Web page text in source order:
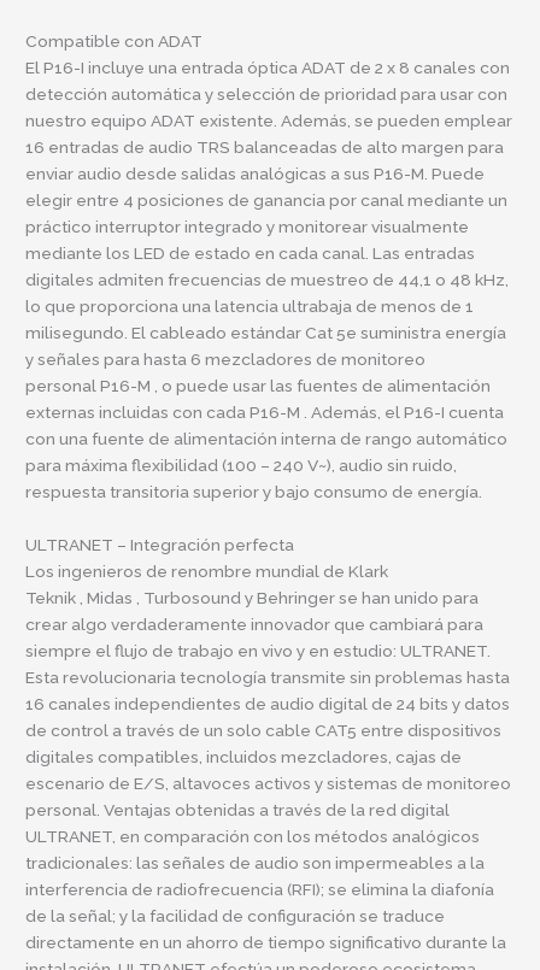
Compatible con ADAT
El P16-I incluye una entrada óptica ADAT de 2 x 8 canales con
detección automática y selección de prioridad para usar con
nuestro equipo ADAT existente. Además, se pueden emplear
16 entradas de audio TRS balanceadas de alto margen para
enviar audio desde salidas analógicas a sus P16-M. Puede
elegir entre 4 posiciones de ganancia por canal mediante un
práctico interruptor integrado y monitorear visualmente
mediante los LED de estado en cada canal. Las entradas
digitales admiten frecuencias de muestreo de 44,1 o 48 kHz,
lo que proporciona una latencia ultrabaja de menos de 1
milisegundo. El cableado estándar Cat 5e suministra energía
y señales para hasta 6 mezcladores de monitoreo
personalP16-M , o puede usar las fuentes de alimentación
externas incluidas con cadaP16-M . Además, el P16-I cuenta
con una fuente de alimentación interna de rango automático
para máxima flexibilidad (100 – 240 V~), audio sin ruido,
respuesta transitoria superior y bajo consumo de energía.
ULTRANET – Integración perfecta
Los ingenieros de renombre mundial deKlark
Teknik ,Midas Turbosound yBehringerse han unido para
crear algo verdaderamente innovador que cambiará para
siempre el flujo de trabajo en vivo y en estudio: ULTRANET.
Esta revolucionaria tecnología transmite sin problemas hasta
16 canales independientes de audio digital de 24 bits y datos
de control a través de un solo cable CAT5 entre dispositivos
digitales compatibles, incluidos mezcladores, cajas de
escenario de E/S, altavoces activos y sistemas de monitoreo
personal. Ventajas obtenidas a través de la red digital
ULTRANET, en comparación con los métodos analógicos
tradicionales: las señales de audio son impermeables a la
interferencia de radiofrecuencia (RFI); se elimina la diafonía
de la señal; y la facilidad de configuración se traduce
directamente en un ahorro de tiempo significativo durante la